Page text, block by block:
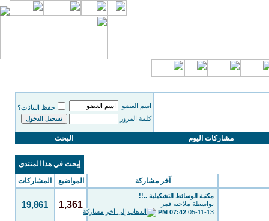
اسم العضو
حفظ البيانات؟
كلمة المرور
مشاركات اليوم البحث
إبحث في هذا المنتدى
آخر مشاركة
المواضيع المشاركات
مكتبة الوسائط التشكيلية ..!!
بواسطة ملاحيه قمر
05-11-13
07:42 PM
1,361
19,861